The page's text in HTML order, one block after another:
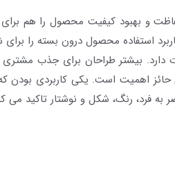
و بهبود کیفیت محصول را هم
استفاده محصول درون بسته را
بیشتر طراحان برای جذب مشتری
حائز اهمیت است. یکی کاربردی بودن
فرد، رنگ، شکل و نوشتار تاکید می